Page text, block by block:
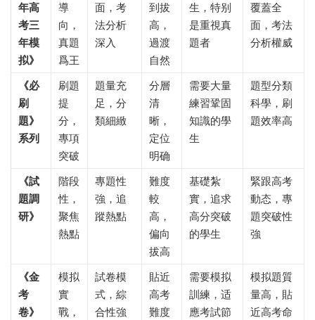
年高
考三
年模
拟》
導
向，
真題
爲王
面，考
法分析
深入
到拔
高，
過渡
自然
生，特别
是重視真
題者
覆蓋全
面，考法
分析權威
《必
刷
題》
系列
刷題
提
分，
專項
突破
題量充
足，分
類細緻
分層
清
晰，
定位
明确
需要大量
練習鞏固
知識的學
生
題型分類
科學，刷
題效率高
《試
題調
研》
階段
性，
聚焦
熱點
專題性
強，追
蹤熱點
難度
較
高，
偏向
拔高
基礎紮
實，追求
高分突破
的學生
緊跟高考
動态，專
題突破性
強
《金
考
卷》
模拟
實
戰，
試卷模
式，綜
合性強
貼近
高考
難度
需要模拟
訓練，适
應考試節
模拟題質
量高，貼
近高考命